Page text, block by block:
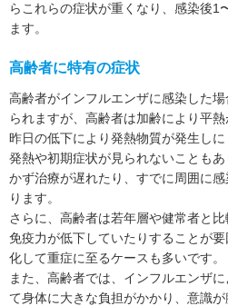
らこれらの症状が重くなり、感染後1
ます。
高齢者に特有の症状
高齢者がインフルエンザに感染した
られますが、高齢者は加齢により平
昨日の低下により発熱物質が発生し
発熱や初期症状が見られないことも
かず治療が遅れたり、すでに周囲に
ります。
さらに、高齢者は若年層や健常者と比
免疫力が低下していたりすることが
化して重症に至るケースも多いです。
また、高齢者では、インフルエンザ
て身体に大きな負担がかかり、意識